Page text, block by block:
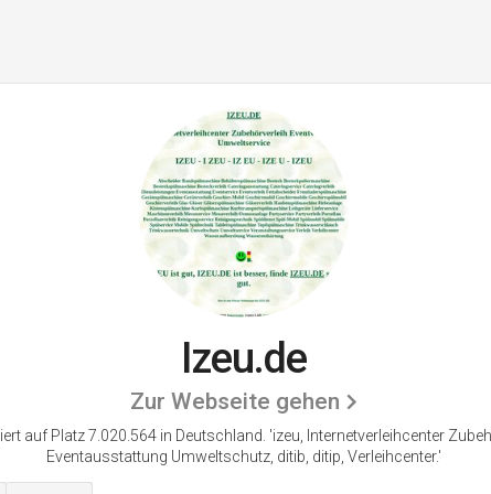
Izeu.de
Zur Webseite gehen
auf Platz 7.020.564 in Deutschland. 'izeu, Internetverleihcenter
Eventausstattung Umweltschutz, ditib, ditip, Verleihcenter.'